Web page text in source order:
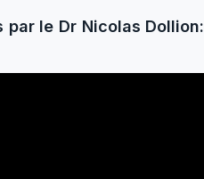
le Dr Nicolas Dollion: